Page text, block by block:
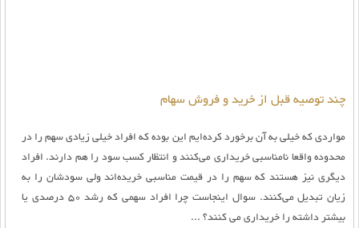
چند توصیه قبل از خرید و فروش سهام
مواردی که خیلی به آن برخورد کرده‌ایم این بوده که افراد خیلی زیادی سهم را در
محدوده واقعا نامناسبی خریداری می‌کنند و انتظار کسب سود را هم دارند. افراد
دیگری نیز هستند که سهم را در قیمت مناسبی خریده‌اند ولی سودشان را به
زیان تبدیل می‌کنند. سوال اینجاست چرا افراد سهمی که رشد 50 درصدی یا
بیشتر داشته را خریداری می کنند؟ ...